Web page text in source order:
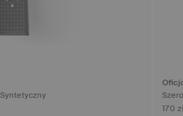
Szerokość 20 mm • Czarny • Syntetyczny
170